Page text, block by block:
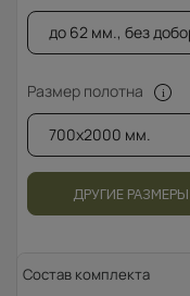
до 62 мм., без
Размер полотна
700x2000 мм.
ДРУГИЕ РАЗМЕРЫ
Состав комплекта